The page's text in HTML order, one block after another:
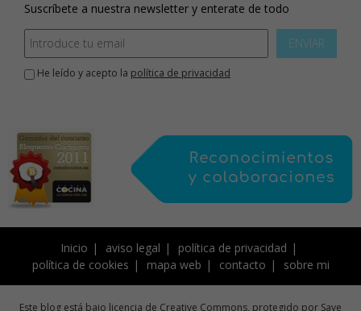
Suscríbete a nuestra newsletter y enterate de todo
ENVIAR
He leído y acepto la política de privacidad
Inicio aviso legal
política de privacidad
política de cookies
mapa web contacto sobre mi
Este blog está bajo licencia de Creative Commons, protegido por Save